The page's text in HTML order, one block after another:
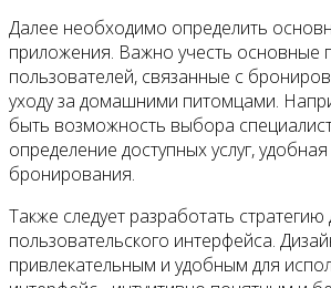
Далее необходимо определить
приложения. Важно учесть основные
пользователей, связанные с
уходу за домашними питомцами.
быть возможность выбора
определение доступных услуг,
бронирования.
Также следует разработать стратегию
пользовательского интерфейса.
привлекательным и удобным для